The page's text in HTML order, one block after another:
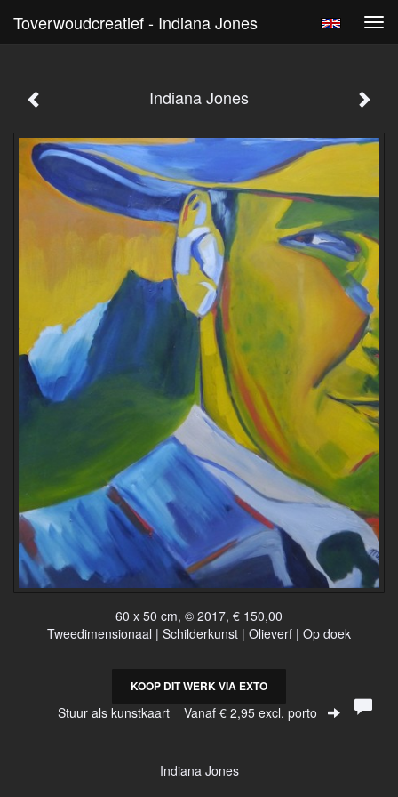
Toverwoudcreatief - Indiana Jones
Indiana Jones
60 x 50 cm, © 2017, € 150,00
Tweedimensionaal | Schilderkunst | Olieverf | Op doek
KOOP DIT WERK VIA EXTO
Stuur als kunstkaart Vanaf € 2,95 excl. porto
Indiana Jones